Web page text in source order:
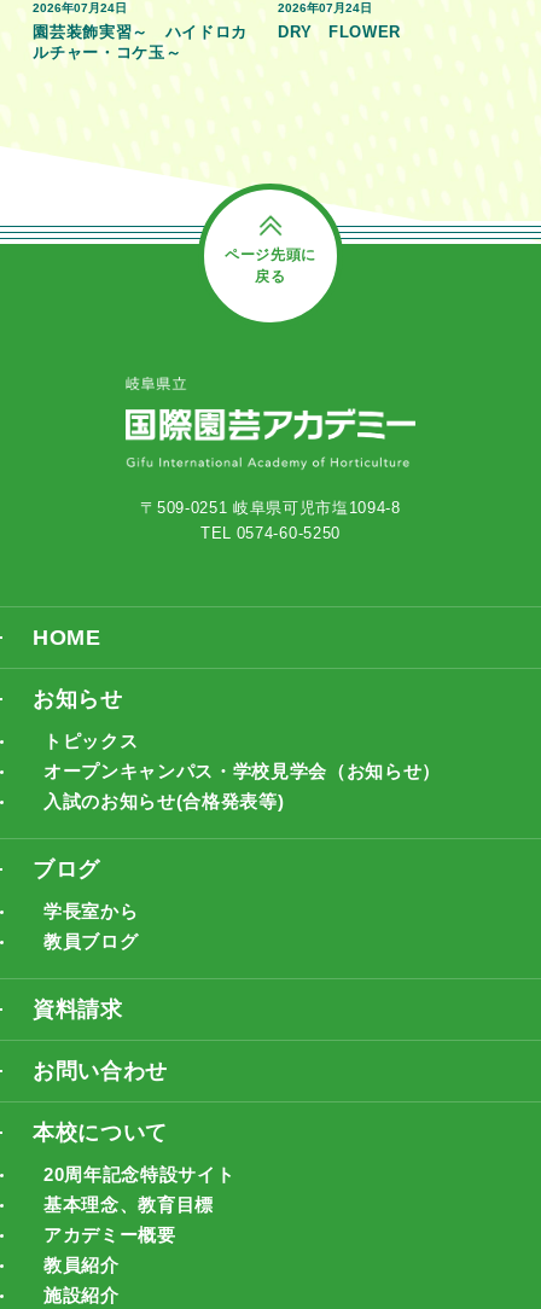
2026年07月24日
園芸装飾実習～ ハイドロカ
ルチャー・コケ玉～
2026年07月24日
DRY FLOWER
ページ先頭に
戻る
〒509-0251 岐阜県可児市塩1094-8
TEL 0574-60-5250
HOME
お知らせ
トピックス
オープンキャンパス・学校見学会（お知らせ）
入試のお知らせ(合格発表等)
ブログ
学長室から
教員ブログ
資料請求
お問い合わせ
本校について
20周年記念特設サイト
基本理念、教育目標
アカデミー概要
教員紹介
施設紹介